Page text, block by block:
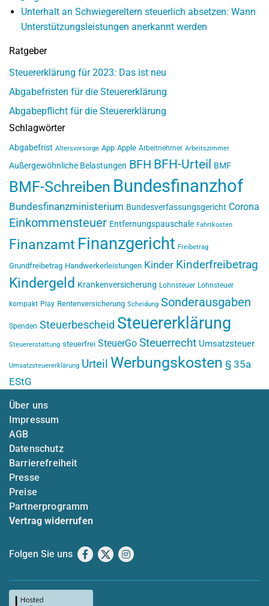
Unterhalt an Schwiegereltern steuerlich absetzen: Wann
Unterstützungsleistungen anerkannt werden
Ratgeber
Steuererklärung für 2023: Das ist neu
Abgabefristen für die Steuererklärung
Abgabepflicht für die Steuererklärung
Schlagwörter
Abgabefrist Altersvorsorge App Apple Arbeitnehmer Arbeitszimmer
Außergewöhnliche Belastungen BFH BFH-Urteil BMF
BMF-Schreiben Bundesfinanzhof
Bundesfinanzministerium Bundesverfassungsgericht Corona
Einkommensteuer Entfernungspauschale Fahrtkosten
Finanzamt Finanzgericht Freibetrag
Grundfreibetrag Handwerkerleistungen Kinder Kinderfreibetrag
Kindergeld Krankenversicherung Lohnsteuer Lohnsteuer
kompakt Play Rentenversicherung Scheidung Sonderausgaben
Spenden Steuerbescheid Steuererklärung
Steuererstattung steuerfrei SteuerGo Steuerrecht Umsatzsteuer
Umsatzsteuererklärung Urteil Werbungskosten § 35a
EStG
Über uns
Impressum
AGB
Datenschutz
Barrierefreiheit
Presse
Preise
Partnerprogramm
Vertrag widerrufen
Folgen Sie uns Facebook
X Instagram